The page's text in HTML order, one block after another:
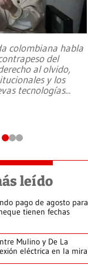
colombiana habla
del
al olvido,
y los
tecnologías...
leído
pago de agosto para
tienen fechas
Mulino y De La
eléctrica en la mira